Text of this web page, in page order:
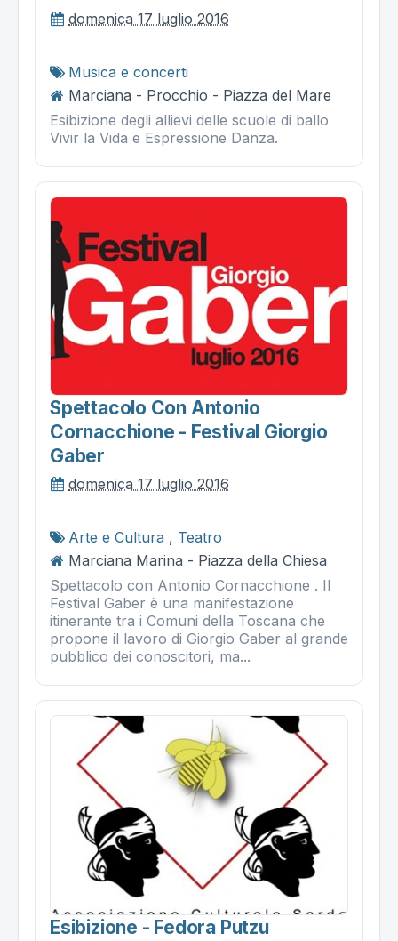
domenica 17 luglio 2016
Musica e concerti
Marciana - Procchio - Piazza del Mare
Esibizione degli allievi delle scuole di ballo
Vivir la Vida e Espressione Danza.
Spettacolo Con Antonio
Cornacchione - Festival Giorgio
Gaber
domenica 17 luglio 2016
Arte e Cultura , Teatro
Marciana Marina - Piazza della Chiesa
Spettacolo con Antonio Cornacchione . Il
Festival Gaber è una manifestazione
itinerante tra i Comuni della Toscana che
propone il lavoro di Giorgio Gaber al grande
pubblico dei conoscitori, ma...
Esibizione - Fedora Putzu